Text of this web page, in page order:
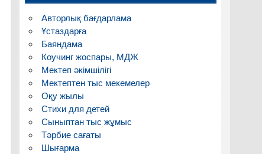
Авторлық бағдарлама
Ұстаздарға
Баяндама
Коучинг жоспары, МДЖ
Мектеп әкімшілігі
Мектептен тыс мекемелер
Оқу жылы
Стихи для детей
Сыныптан тыс жұмыс
Тәрбие сағаты
Шығарма